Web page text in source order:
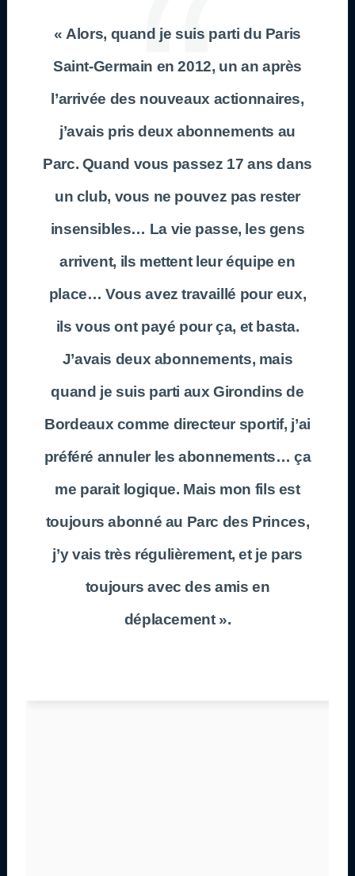
« Alors, quand je suis parti du Paris
Saint-Germain en 2012, un an après
l’arrivée des nouveaux actionnaires,
j’avais pris deux abonnements au
Parc. Quand vous passez 17 ans dans
un club, vous ne pouvez pas rester
insensibles… La vie passe, les gens
arrivent, ils mettent leur équipe en
place… Vous avez travaillé pour eux,
ils vous ont payé pour ça, et basta.
J’avais deux abonnements, mais
quand je suis parti aux Girondins de
Bordeaux comme directeur sportif, j’ai
préféré annuler les abonnements… ça
me parait logique. Mais mon fils est
toujours abonné au Parc des Princes,
j’y vais très régulièrement, et je pars
toujours avec des amis en
déplacement ».